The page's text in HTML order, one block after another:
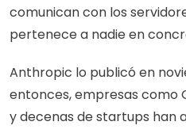
comunican con los
pertenece a nadie en
Anthropic lo publicó en
entonces, empresas como
y decenas de startups han